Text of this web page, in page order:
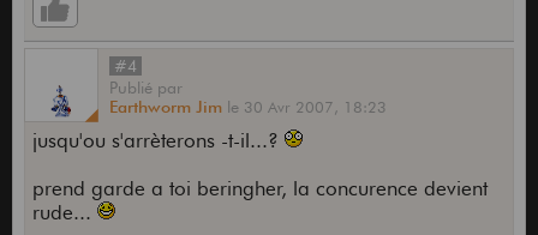
#4
Publié par
Earthworm Jim le 30 Avr 2007, 18:23
jusqu'ou s'arrèterons -t-il...?
prend garde a toi beringher, la concurence devient
rude...